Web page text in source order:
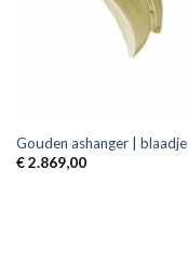
Gouden ashanger | blaadje
€2.869,00